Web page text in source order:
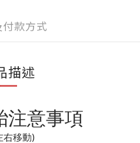
款方式
描述
注意事項
右移動)